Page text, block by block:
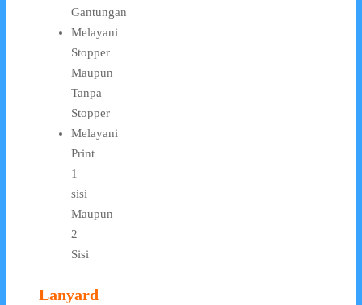
Gantungan
Melayani
Stopper
Maupun
Tanpa
Stopper
Melayani
Print
1
sisi
Maupun
2
Sisi
Lanyard